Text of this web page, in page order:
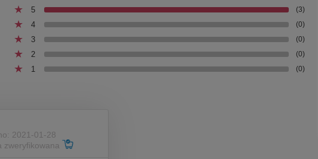
5 (3)
4 (0)
3 (0)
2 (0)
1 (0)
2021-01-28
zweryfikowana